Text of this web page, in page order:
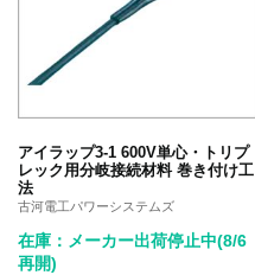
アイラップ3-1 600V単心・トリプ
レック用分岐接続材料 巻き付け工
法
古河電工パワーシステムズ
在庫：メーカー出荷停止中(8/6
再開)